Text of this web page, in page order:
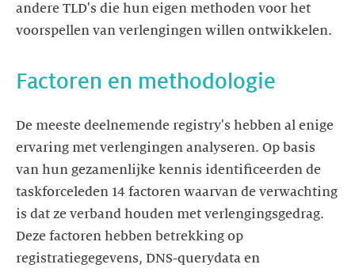
andere TLD's die hun eigen methoden voor het
voorspellen van verlengingen willen ontwikkelen.
Factoren en methodologie
De meeste deelnemende registry's hebben al enige
ervaring met verlengingen analyseren. Op basis
van hun gezamenlijke kennis identificeerden de
taskforceleden 14 factoren waarvan de verwachting
is dat ze verband houden met verlengingsgedrag.
Deze factoren hebben betrekking op
registratiegegevens, DNS-querydata en